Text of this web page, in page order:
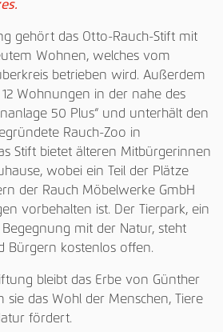
gehört das Otto-Rauch-Stift mit
Wohnen, welches vom
betrieben wird. Außerdem
Wohnungen in der nahe des
50 Plus“ und unterhält den
Rauch-Zoo in
Stift bietet älteren Mitbürgerinnen
wobei ein Teil der Plätze
der Rauch Möbelwerke GmbH
vorbehalten ist. Der Tierpark, ein
mit der Natur, steht
Bürgern kostenlos offen.
bleibt das Erbe von Günther
sie das Wohl der Menschen, Tiere
fördert.